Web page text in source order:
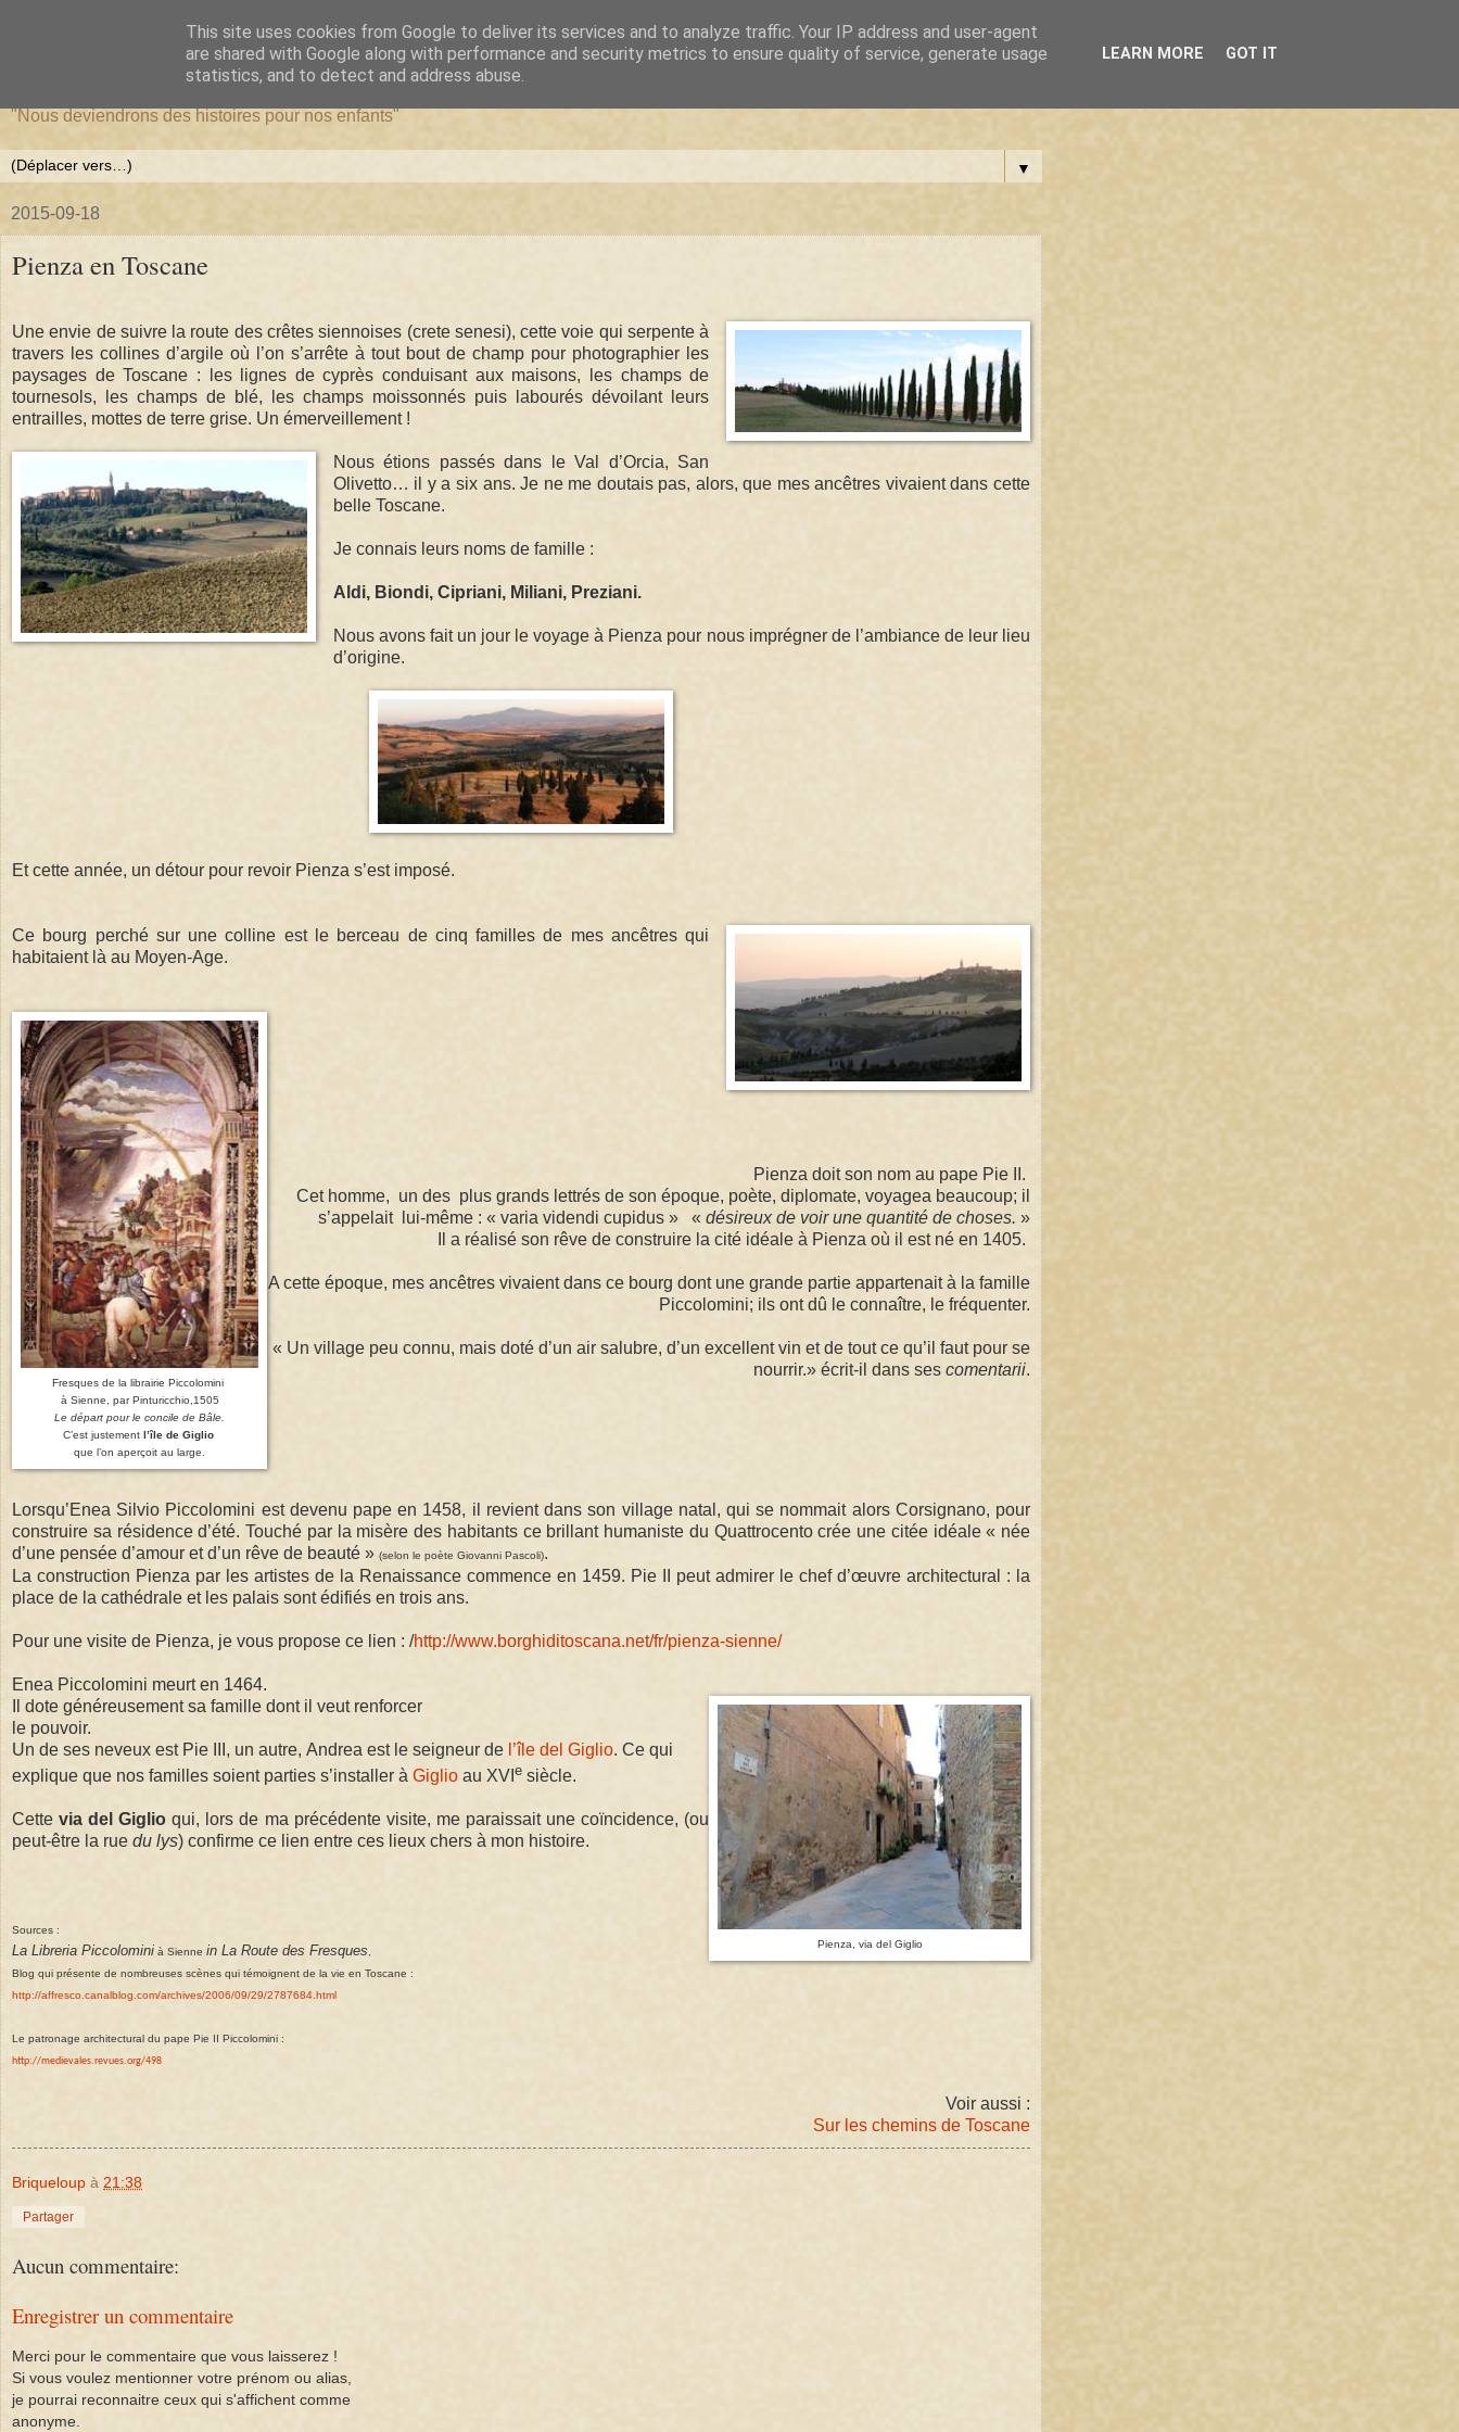
La forêt de Briqueloup
"Nous deviendrons des histoires pour nos enfants"
▼
2015-09-18
Pienza en Toscane
Une envie de suivre la route des crêtes siennoises (crete senesi), cette voie qui serpente à
travers les collines d’argile où l’on s’arrête à tout bout de champ pour photographier les
paysages de Toscane : les lignes de cyprès conduisant aux maisons, les champs de
tournesols, les champs de blé, les champs moissonnés puis labourés dévoilant leurs
entrailles, mottes de terre grise. Un émerveillement !
Nous étions passés dans le Val d’Orcia, San
Olivetto… il y a six ans. Je ne me doutais pas, alors, que mes ancêtres vivaient dans cette
belle Toscane.
Je connais leurs noms de famille :
Aldi, Biondi, Cipriani, Miliani, Preziani.
Nous avons fait un jour le voyage à Pienza pour nous imprégner de l’ambiance de leur lieu
d’origine.
Et cette année, un détour pour revoir Pienza s’est imposé.
Ce bourg perché sur une colline est le berceau de cinq familles de mes ancêtres qui
habitaient là au Moyen-Age.
Fresques de la librairie Piccolomini
à Sienne, par Pinturicchio,1505
Le départ pour le concile de Bâle.
C’est justement l’île de Giglio
que l’on aperçoit au large.
Pienza doit son nom au pape Pie II.
Cet homme, un des plus grands lettrés de son époque, poète, diplomate, voyagea beaucoup; il
s’appelait lui-même : « varia videndi cupidus » « désireux de voir une quantité de choses. »
Il a réalisé son rêve de construire la cité idéale à Pienza où il est né en 1405.
A cette époque, mes ancêtres vivaient dans ce bourg dont une grande partie appartenait à la famille
Piccolomini; ils ont dû le connaître, le fréquenter.
« Un village peu connu, mais doté d’un air salubre, d’un excellent vin et de tout ce qu’il faut pour se
nourrir.» écrit-il dans ses comentarii.
Lorsqu’Enea Silvio Piccolomini est devenu pape en 1458, il revient dans son village natal, qui se nommait alors Corsignano, pour
construire sa résidence d’été. Touché par la misère des habitants ce brillant humaniste du Quattrocento crée une citée idéale « née
d’une pensée d’amour et d’un rêve de beauté » (selon le poète Giovanni Pascoli).
La construction Pienza par les artistes de la Renaissance commence en 1459. Pie II peut admirer le chef d’œuvre architectural : la
place de la cathédrale et les palais sont édifiés en trois ans.
Pour une visite de Pienza, je vous propose ce lien : /http://www.borghiditoscana.net/fr/pienza-sienne/
Enea Piccolomini meurt en 1464.
Il dote généreusement sa famille dont il veut renforcer
Pienza, via del Giglio
le pouvoir.
Un de ses neveux est Pie III, un autre, Andrea est le seigneur de l’île del Giglio. Ce qui
explique que nos familles soient parties s’installer à Giglio au XVI e siècle.
Cettevia del Giglioqui, lors de ma précédente visite, me paraissait une coïncidence, (ou
peut-être la rue du lys) confirme ce lien entre ces lieux chers à mon histoire.
Sources :
La Libreria Piccolomini à Sienne in La Route des Fresques
Blog qui présente de nombreuses scènes qui témoignent de la vie en Toscane :
http://affresco.canalblog.com/archives/2006/09/29/2787684.html
Le patronage architectural du pape Pie II Piccolomini :
http://medievales.revues.org/498
Voir aussi :
Sur les chemins de Toscane
Briqueloup à 21:38
Partager
Aucun commentaire:
Enregistrer un commentaire
Merci pour le commentaire que vous laisserez !
Si vous voulez mentionner votre prénom ou alias,
je pourrai reconnaitre ceux qui s'affichent comme
anonyme.
This site uses cookies from Google to deliver its services and to analyze traffic. Your IP address and user-agent
are shared with Google along with performance and security metrics to ensure quality of service, generate usage
statistics, and to detect and address abuse.
LEARN MORE GOT IT